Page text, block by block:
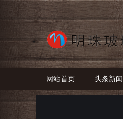
网站首页 头条新闻